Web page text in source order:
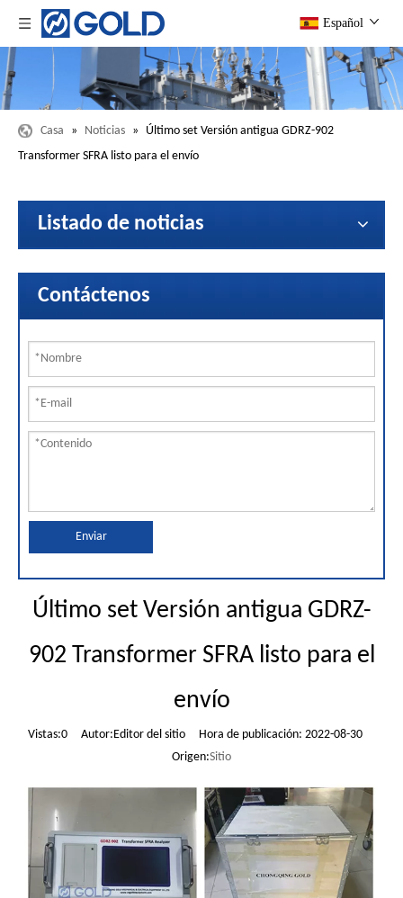
Español
Casa » Noticias »
Último set Versión antigua GDRZ-902
Transformer SFRA listo para el envío
Listado de noticias
Contáctenos
Enviar
Último set Versión antigua GDRZ-
902 Transformer SFRA listo para el
envío
Vistas:0Autor:Editor del sitio Hora de publicación: 2022-08-30
Origen:Sitio